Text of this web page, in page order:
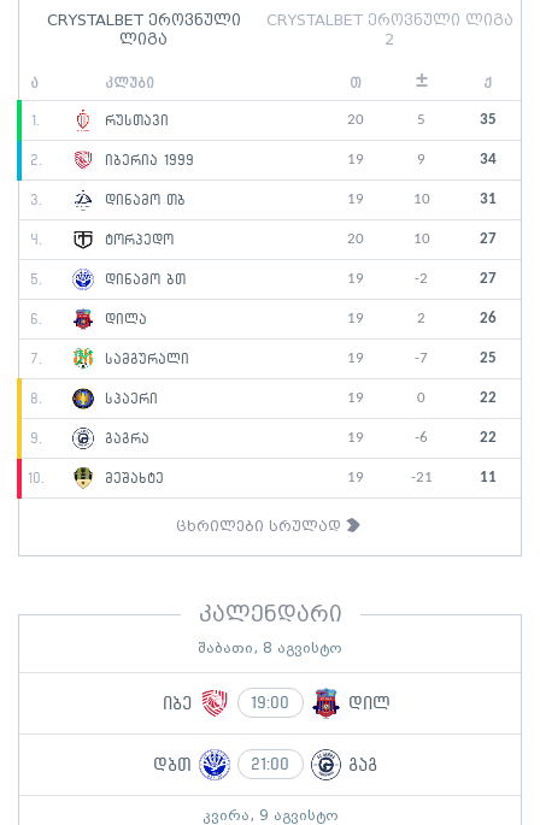
CRYSTALBET ეროვნული
ლიგა
CRYSTALBET ეროვნული ლიგა
2
ა კლუბი თ ± ქ
1. რუსთავი 20 5 35
2. იბერია 1999 19 9 34
3. დინამო თბ 19 10 31
4. ტორპედო 20 10 27
5. დინამო ბთ 19 -2 27
6. დილა 19 2 26
7. სამგურალი 19 -7 25
8. სპაერი 19 0 22
9. გაგრა 19 -6 22
10. მეშახტე 19 -21 11
ცხრილები სრულად
კალენდარი
შაბათი, 8 აგვისტო
იბე 19:00 დილ
დბთ 21:00 გაგ
კვირა, 9 აგვისტო